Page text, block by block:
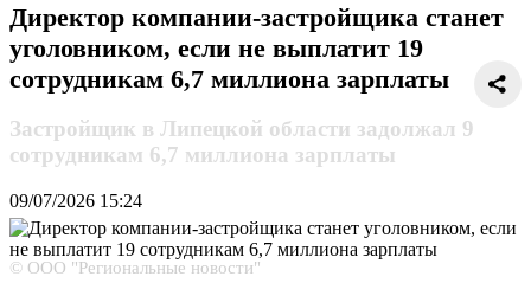
Директор компании-застройщика станет
уголовником, если не выплатит 19
сотрудникам 6,7 миллиона зарплаты
Застройщик в Липецкой области задолжал 9
сотрудникам 6,7 миллиона зарплаты
09/07/2026 15:24
© ООО "Региональные новости"